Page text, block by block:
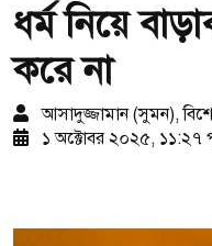
ধর্ম নিয়ে
করে না
আসাদুজ্জামান (সুমন),
১ অক্টোবর ২০২৫, ১১:২৭